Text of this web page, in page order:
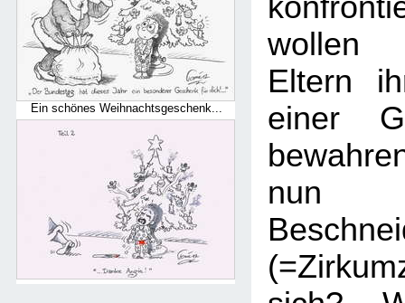
Ein schönes Weihnachtsgeschenk...
wollen
Eltern
einer
nun